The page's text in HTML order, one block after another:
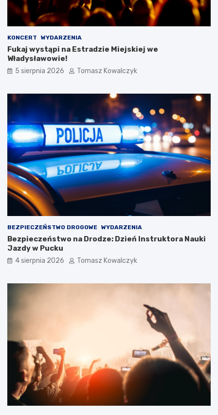
KONCERT WYDARZENIA
Fukaj wystąpi na Estradzie Miejskiej we
Władysławowie!
5 sierpnia 2026 Tomasz Kowalczyk
BEZPIECZEŃSTWO DROGOWE WYDARZENIA
Bezpieczeństwo na Drodze: Dzień Instruktora Nauki
Jazdy w Pucku
4 sierpnia 2026 Tomasz Kowalczyk